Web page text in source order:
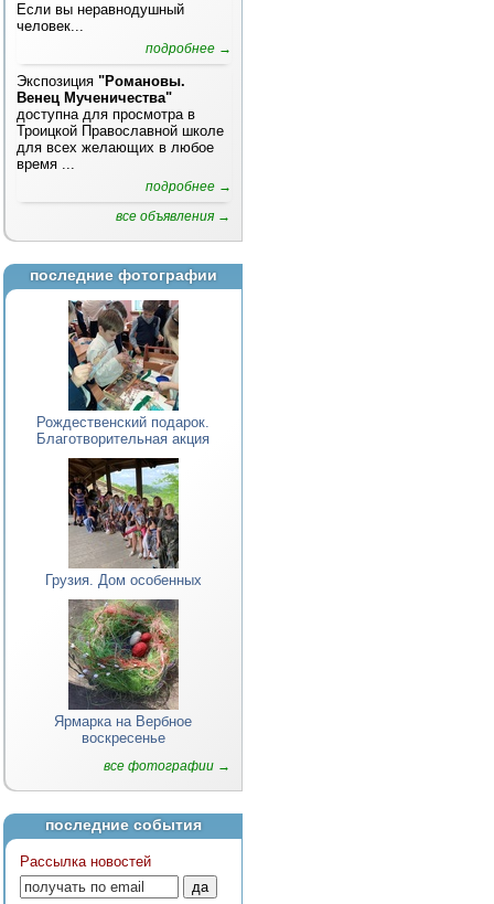
Если вы неравнодушный
человек...
подробнее →
Экспозиция "Романовы.
Венец Мученичества"
доступна для просмотра в
Троицкой Православной школе
для всех желающих в любое
время ...
подробнее →
все объявления →
последние фотографии
Рождественский подарок.
Благотворительная акция
Грузия. Дом особенных
Ярмарка на Вербное
воскресенье
все фотографии →
последние события
Рассылка новостей